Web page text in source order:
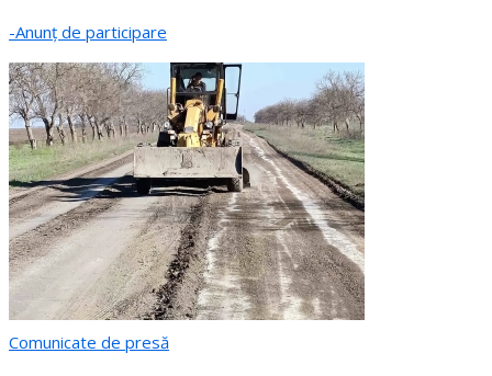
-Anunț de participare
Comunicate de presă